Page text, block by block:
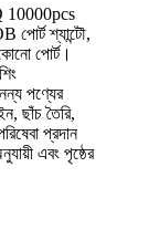
10000pcs
শ্যান্টৌ,
পোর্ট।
পণ্যের
ছাঁচ তৈরি,
প্রদান
এবং পৃষ্ঠের